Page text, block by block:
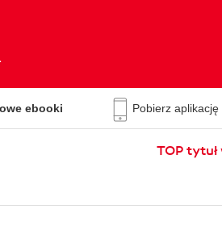
ebooki Pobierz aplikację
TOP